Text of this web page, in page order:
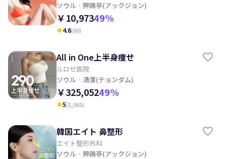
ソウル · 狎鷗亭(アックジョン)
￥10,97349%
kid_star4.6(60)
All in One上半身痩せ
ルロゼ医院
ソウル · 清潭(チョンダム)
￥325,05249%
kid_star5(1,065)
韓国エイト 鼻整形
エイト整形外科
ソウル · 狎鷗亭(アックジョン)